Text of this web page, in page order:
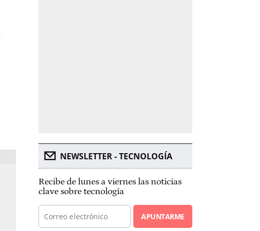
NEWSLETTER - TECNOLOGÍA
Recibe de lunes a viernes las noticias
clave sobre tecnología
APUNTARME